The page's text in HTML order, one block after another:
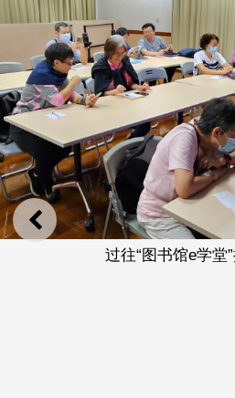
上一则
过往“图书馆e学堂